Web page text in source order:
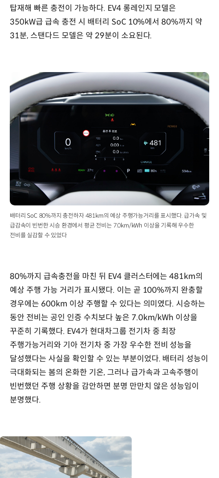
탑재해 빠른 충전이 가능하다. EV4 롱레인지 모델은
350kW급 급속 충전 시 배터리 SoC 10%에서 80%까지 약
31분, 스탠다드 모델은 약 29분이 소요된다.
배터리 SoC 80%까지 충전하자 481km의 예상 주행가능거리를 표시했다. 급가속 및
급감속이 빈번한 시승 환경에서 평균 전비는 7.0km/kWh 이상을 기록해 우수한
전비를 실감할 수 있었다
80%까지 급속충전을 마친 뒤 EV4 클러스터에는 481km의
예상 주행 가능 거리가 표시됐다. 이는 곧 100%까지 완충할
경우에는 600km 이상 주행할 수 있다는 의미였다. 시승하는
동안 전비는 공인 인증 수치보다 높은 7.0km/kWh 이상을
꾸준히 기록했다. EV4가 현대차그룹 전기차 중 최장
주행가능거리와 기아 전기차 중 가장 우수한 전비 성능을
달성했다는 사실을 확인할 수 있는 부분이었다. 배터리 성능이
극대화되는 봄의 온화한 기온, 그러나 급가속과 고속주행이
빈번했던 주행 상황을 감안하면 분명 만만치 않은 성능임이
분명했다.